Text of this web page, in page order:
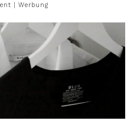
| Werbung